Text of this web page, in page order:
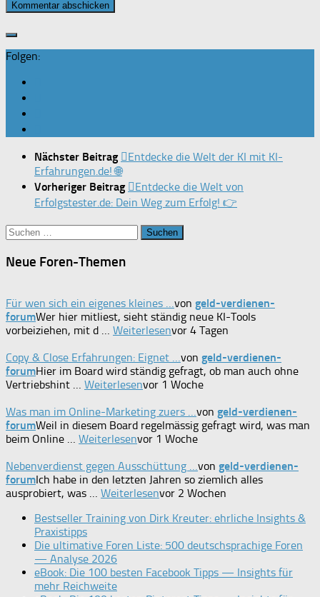
Folgen:
Nächster Beitrag
Entdecke die Welt der KI mit KI-
Erfahrungen.de! 🌐
Vorheriger Beitrag
Entdecke die Welt von
Erfolgstester.de: Dein Weg zum Erfolg! 👉
Suchen
nach:
Neue Foren-Themen
Für wen sich ein eigenes kleines …von geld-verdienen-
forumWer hier mitliest, sieht ständig neue KI-Tools
vorbeiziehen, mit d … Weiterlesenvor 4 Tagen
Copy & Close Erfahrungen: Eignet …von geld-verdienen-
forumHier im Board wird ständig gefragt, ob man auch ohne
Vertriebshint … Weiterlesenvor 1 Woche
Was man im Online-Marketing zuers …von geld-verdienen-
forumWeil in diesem Board regelmässig gefragt wird, was man
beim Online … Weiterlesenvor 1 Woche
Nebenverdienst gegen Ausschüttung …von geld-verdienen-
forumIch habe in den letzten Jahren so ziemlich alles
ausprobiert, was … Weiterlesenvor 2 Wochen
Bestseller Training von Dirk Kreuter: ehrliche Insights &
Praxistipps
Die ultimative Foren Liste: 500 deutschsprachige Foren
— Analyse 2026
eBook: Die 100 besten Facebook Tipps — Insights für
mehr Reichweite